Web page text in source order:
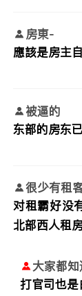
房東-
應該是房主
被逼的
东部的房东
很少有租
对租霸好没
北部西人租
大家都
打官司也